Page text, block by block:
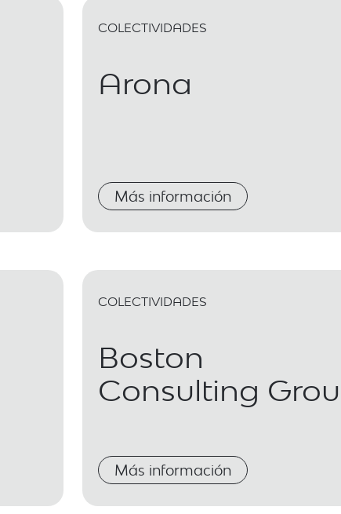
COLECTIVIDADES
Arona
Más información
COLECTIVIDADES
Boston
Consulting
Más información